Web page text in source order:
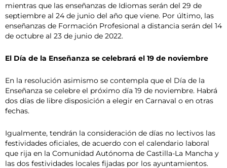
mientras que las enseñanzas de Idiomas serán del 29 de
septiembre al 24 de junio del año que viene. Por último, las
enseñanzas de Formación Profesional a distancia serán del 14
de octubre al 23 de junio de 2022.
El Día de la Enseñanza se celebrará el 19 de noviembre
En la resolución asimismo se contempla que el Día de la
Enseñanza se celebre el próximo día 19 de noviembre. Habrá
dos días de libre disposición a elegir en Carnaval o en otras
fechas.
Igualmente, tendrán la consideración de días no lectivos las
festividades oficiales, de acuerdo con el calendario laboral
que rija en la Comunidad Autónoma de Castilla-La Mancha y
las dos festividades locales fijadas por los ayuntamientos.